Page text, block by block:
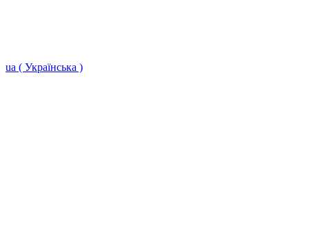
ua ( Українська )